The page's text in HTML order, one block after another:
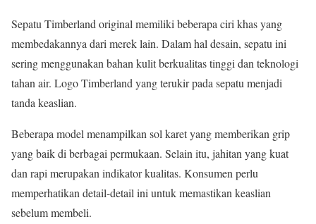
Sepatu Timberland original memiliki beberapa ciri khas yang
membedakannya dari merek lain. Dalam hal desain, sepatu ini
sering menggunakan bahan kulit berkualitas tinggi dan teknologi
tahan air. Logo Timberland yang terukir pada sepatu menjadi
tanda keaslian.
Beberapa model menampilkan sol karet yang memberikan grip
yang baik di berbagai permukaan. Selain itu, jahitan yang kuat
dan rapi merupakan indikator kualitas. Konsumen perlu
memperhatikan detail-detail ini untuk memastikan keaslian
sebelum membeli.